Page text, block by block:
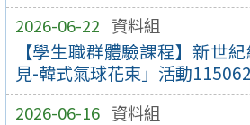
2026-06-22 資料組
【學生職群體驗課程】新世
見-韓式氣球花束」活動
2026-06-16 資料組